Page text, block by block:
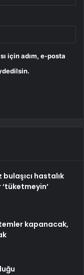
için adım, e-posta
hastalık
kapanacak,